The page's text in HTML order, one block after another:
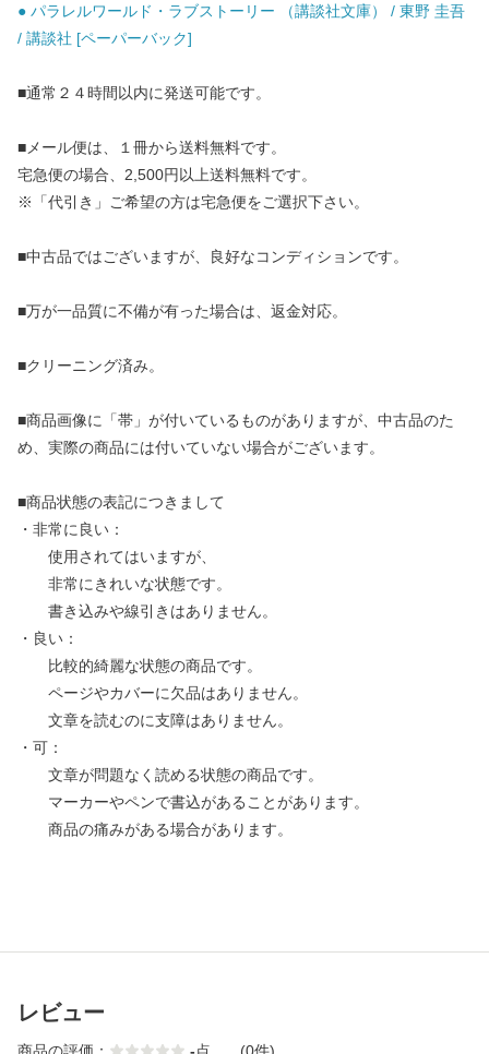
● パラレルワールド・ラブストーリー （講談社文庫） / 東野 圭吾
/ 講談社 [ペーパーバック]
■通常２４時間以内に発送可能です。
■メール便は、１冊から送料無料です。
宅急便の場合、2,500円以上送料無料です。
※「代引き」ご希望の方は宅急便をご選択下さい。
■中古品ではございますが、良好なコンディションです。
■万が一品質に不備が有った場合は、返金対応。
■クリーニング済み。
■商品画像に「帯」が付いているものがありますが、中古品のた
め、実際の商品には付いていない場合がございます。
■商品状態の表記につきまして
・非常に良い：
使用されてはいますが、
非常にきれいな状態です。
書き込みや線引きはありません。
・良い：
比較的綺麗な状態の商品です。
ページやカバーに欠品はありません。
文章を読むのに支障はありません。
・可：
文章が問題なく読める状態の商品です。
マーカーやペンで書込があることがあります。
商品の痛みがある場合があります。
レビュー
商品の評価： -点 (0件)